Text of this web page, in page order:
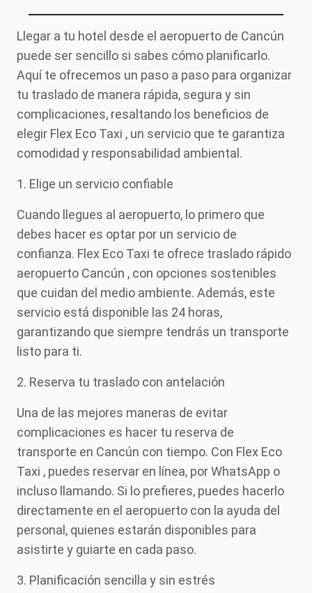
Llegar a tu hotel desde el aeropuerto de Cancún
puede ser sencillo si sabes cómo planificarlo.
Aquí te ofrecemos un paso a paso para organizar
tu traslado de manera rápida, segura y sin
complicaciones, resaltando los beneficios de
elegir Flex Eco Taxi , un servicio que te garantiza
comodidad y responsabilidad ambiental.
1. Elige un servicio confiable
Cuando llegues al aeropuerto, lo primero que
debes hacer es optar por un servicio de
confianza. Flex Eco Taxi te ofrece traslado rápido
aeropuerto Cancún , con opciones sostenibles
que cuidan del medio ambiente. Además, este
servicio está disponible las 24 horas,
garantizando que siempre tendrás un transporte
listo para ti.
2. Reserva tu traslado con antelación
Una de las mejores maneras de evitar
complicaciones es hacer tu reserva de
transporte en Cancún con tiempo. Con Flex Eco
Taxi , puedes reservar en línea, por WhatsApp o
incluso llamando. Si lo prefieres, puedes hacerlo
directamente en el aeropuerto con la ayuda del
personal, quienes estarán disponibles para
asistirte y guiarte en cada paso.
3. Planificación sencilla y sin estrés